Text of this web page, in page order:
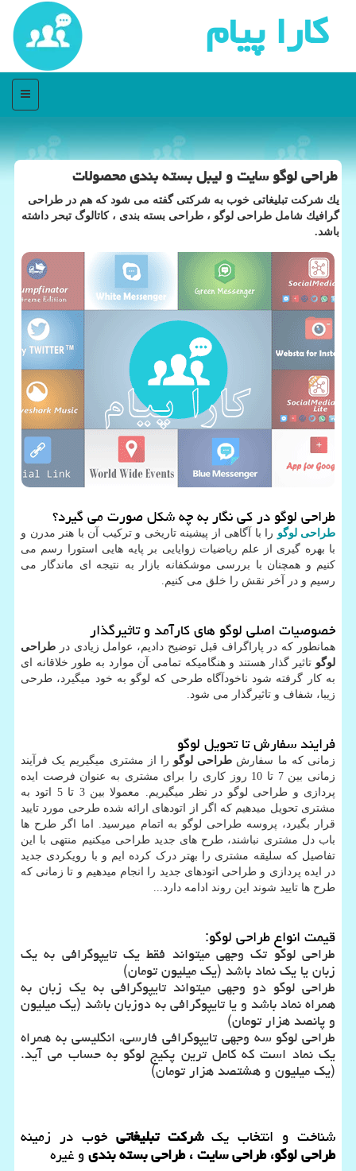
كارا پیام
منو
طراحی لوگو سایت و لیبل بسته بندی محصولات
یك شركت تبلیغاتی خوب به شركتی گفته می شود كه هم در طراحی
گرافیك شامل طراحی لوگو ، طراحی بسته بندی ، كاتالوگ تبحر داشته
باشد.
طراحی لوگو در کی نگار به چه شکل صورت می گیرد؟
طراحی لوگو را با آگاهی از پیشینه تاریخی و ترکیب آن با هنر مدرن و
با بهره گیری از علم ریاضیات زوایایی بر پایه هایی استورا رسم می
کنیم و همچنان با بررسی موشکفانه بازار به نتیجه ای ماندگار می
رسیم و در آخر نقش را خلق می کنیم.
خصوصیات اصلی لوگو های کارآمد و تاثیرگذار
همانطور که در پاراگراف قبل توضیح دادیم، عوامل زیادی در طراحی
لوگو تاثیر گذار هستند و هنگامیکه تمامی آن موارد به طور خلاقانه ای
به کار گرفته شود ناخودآگاه طرحی که لوگو به خود میگیرد، طرحی
زیبا، شفاف و تاثیرگذار می شود.
فرایند سفارش تا تحویل لوگو
زمانی که ما سفارش طراحی لوگو را از مشتری میگیریم یک فرآیند
زمانی بین 7 تا 10 روز کاری را برای مشتری به عنوان فرصت ایده
پردازی و طراحی لوگو در نظر میگیریم. معمولا بین 3 تا 5 اتود به
مشتری تحویل میدهیم که اگر از اتودهای ارائه شده طرحی مورد تایید
قرار بگیرد، پروسه طراحی لوگو به اتمام میرسید. اما اگر طرح ها
باب دل مشتری نباشند، طرح های جدید طراحی میکنیم منتهی با این
تفاصیل که سلیقه مشتری را بهتر درک کرده ایم و با رویکردی جدید
در ایده پردازی و طراحی اتودهای جدید را انجام میدهیم و تا زمانی که
طرح ها تایید شوند این روند ادامه دارد...
قیمت انواع طراحی لوگو:
طراحی لوگو تک وجهی میتواند فقط یک تایپوگرافی به یک
زبان یا یک نماد باشد (یک میلیون تومان)
طراحی لوگو دو وجهی میتواند تایپوگرافی به یک زبان به
همراه نماد باشد و یا تایپوگرافی به دوزبان باشد (یک میلیون
و پانصد هزار تومان)
طراحی لوگو سه وجهی تایپوگرافی فارسی، انگلیسی به همراه
یک نماد است که کامل ترین پکیج لوگو به حساب می آید.
(یک میلیون و هشتصد هزار تومان)
شناخت و انتخاب یکشرکت تبلیغاتی خوب در زمینه
طراحی لوگو، طراحی سایت ، طراحی بسته بندیو غیره